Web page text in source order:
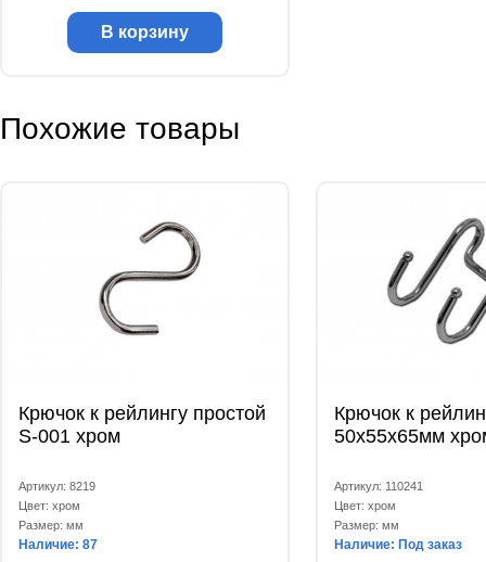
В корзину
Похожие товары
Крючок к рейлингу простой
S-001 хром
Артикул: 8219
Цвет: хром
Размер: мм
Наличие: 87
Крючок к
50x55x65мм
Артикул: 110241
Цвет: хром
Размер: мм
Наличие: Под заказ